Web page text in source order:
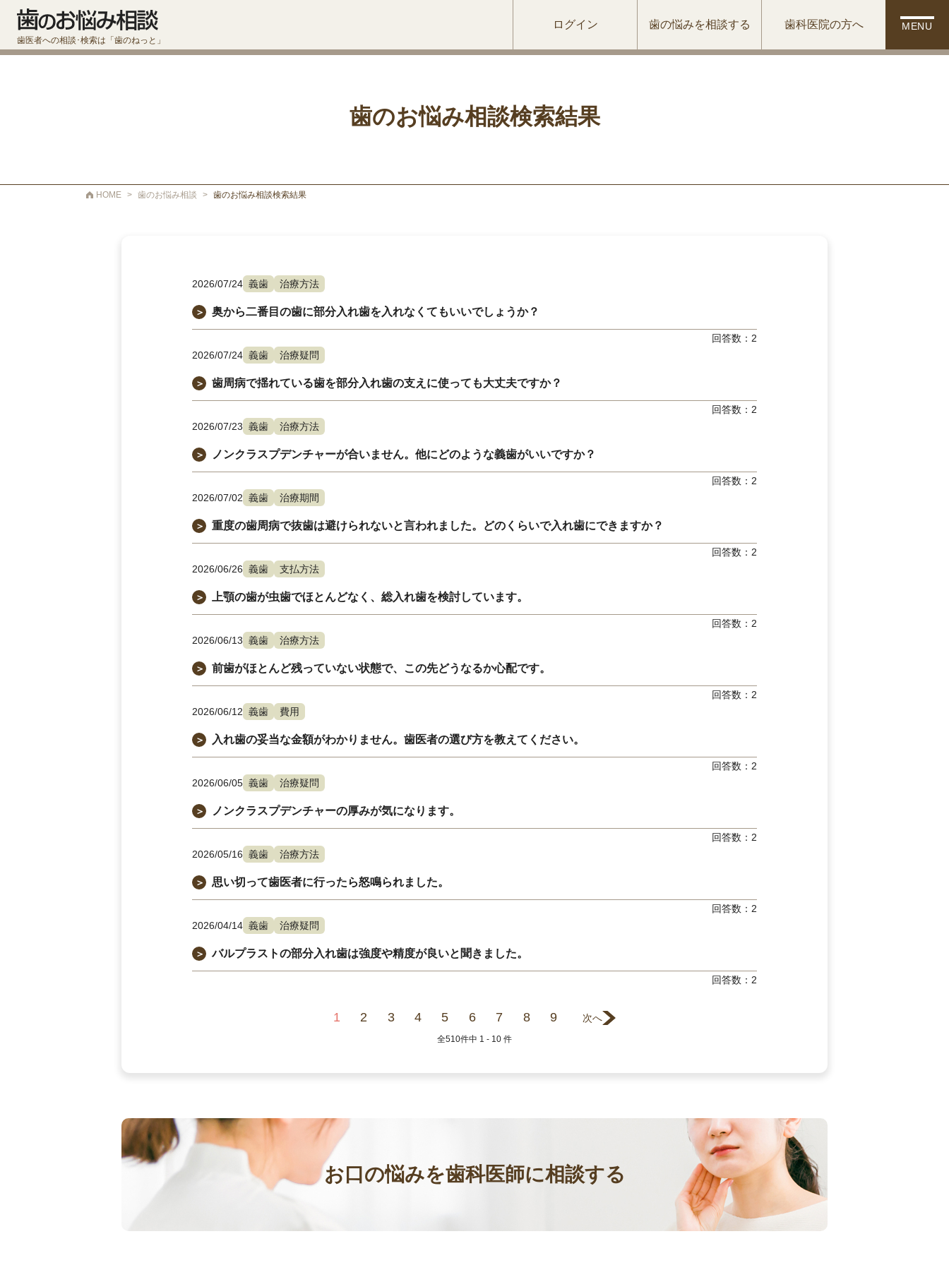
歯医者への相談･検索は「歯のねっと」
ログイン 歯の悩みを相談する 歯科医院の方へ MENU
歯のお悩み相談検索結果
HOME > 歯のお悩み相談 > 歯のお悩み相談検索結果
2026/07/24 義歯 治療方法
＞ 奥から二番目の歯に部分入れ歯を入れなくてもいいでしょうか？
回答数： 2
2026/07/24 義歯 治療疑問
＞ 歯周病で揺れている歯を部分入れ歯の支えに使っても大丈夫ですか？
回答数： 2
2026/07/23 義歯 治療方法
＞ ノンクラスプデンチャーが合いません。他にどのような義歯がいいですか？
回答数： 2
2026/07/02 義歯 治療期間
＞ 重度の歯周病で抜歯は避けられないと言われました。どのくらいで入れ歯にできますか？
回答数： 2
2026/06/26 義歯 支払方法
＞ 上顎の歯が虫歯でほとんどなく、総入れ歯を検討しています。
回答数： 2
2026/06/13 義歯 治療方法
＞ 前歯がほとんど残っていない状態で、この先どうなるか心配です。
回答数： 2
2026/06/12 義歯 費用
＞ 入れ歯の妥当な金額がわかりません。歯医者の選び方を教えてください。
回答数： 2
2026/06/05 義歯 治療疑問
＞ ノンクラスプデンチャーの厚みが気になります。
回答数： 2
2026/05/16 義歯 治療方法
＞ 思い切って歯医者に行ったら怒鳴られました。
回答数： 2
2026/04/14 義歯 治療疑問
＞ バルプラストの部分入れ歯は強度や精度が良いと聞きました。
回答数： 2
1 2 3 4 5 6 7 8 9 次へ
全510件中 1 - 10 件
お口の悩みを歯科医師に相談する